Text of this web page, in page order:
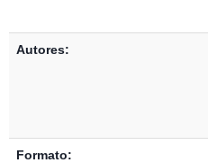
Autores:
Formato: